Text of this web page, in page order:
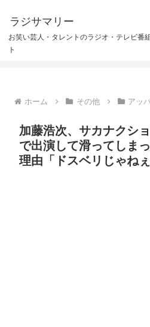
ラジサマリー
お笑い芸人・タレントのラジオ・テレビ番
ト
ホーム その他 アッ
加藤浩次、サカナクシ
で出演して滑ってしま
理由「ドスベリじゃね